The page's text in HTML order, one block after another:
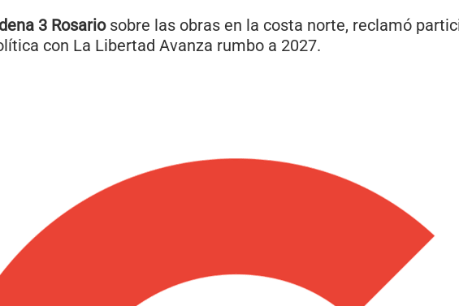
3 Rosariosobre las obras en la costa norte, reclamó
con La Libertad Avanza rumbo a 2027.